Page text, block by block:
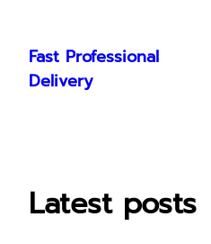
content
Fast Professional
Delivery
Latest posts